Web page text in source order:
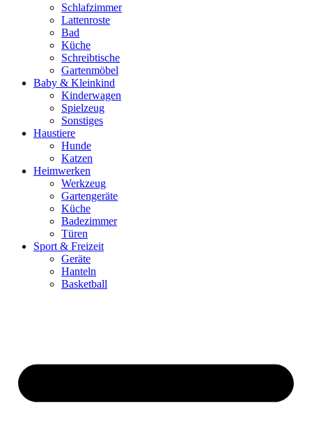
Schlafzimmer
Lattenroste
Bad
Küche
Schreibtische
Gartenmöbel
Baby & Kleinkind
Kinderwagen
Spielzeug
Sonstiges
Haustiere
Hunde
Katzen
Heimwerken
Werkzeug
Gartengeräte
Küche
Badezimmer
Türen
Sport & Freizeit
Geräte
Hanteln
Basketball